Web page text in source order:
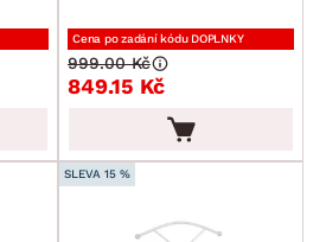
Cena po zadání kódu DOPLNKY
849.15 Kč
999.00 Kč
SLEVA 15 %